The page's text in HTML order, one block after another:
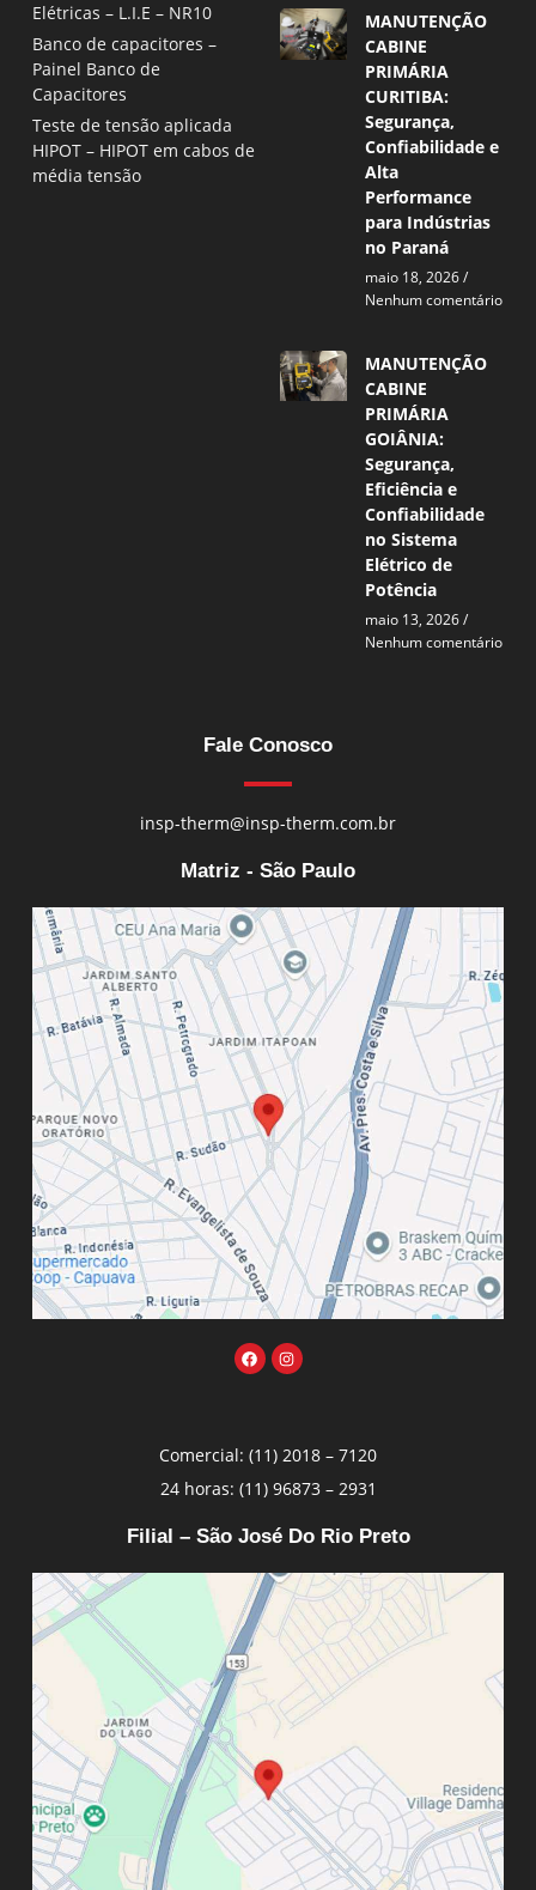
Elétricas – L.I.E – NR10
Banco de capacitores –
Painel Banco de
Capacitores
Teste de tensão aplicada
HIPOT – HIPOT em cabos de
média tensão
MANUTENÇÃO
CABINE
PRIMÁRIA
CURITIBA:
Segurança,
Confiabilidade e
Alta
Performance
para Indústrias
no Paraná
maio 18, 2026
Nenhum comentário
MANUTENÇÃO
CABINE
PRIMÁRIA
GOIÂNIA:
Segurança,
Eficiência e
Confiabilidade
no Sistema
Elétrico de
Potência
maio 13, 2026
Nenhum comentário
Fale Conosco
insp-therm@insp-therm.com.br
Matriz - São Paulo
Comercial: (11) 2018 – 7120
24 horas: (11) 96873 – 2931
Filial – São José Do Rio Preto